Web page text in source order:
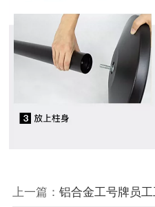
上一篇： 铝合金工号牌员